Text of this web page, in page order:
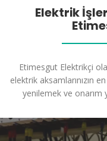
Elektrik
Etimesgut Elektrikçi
elektrik aksamlarınızın
yenilemek ve onarım